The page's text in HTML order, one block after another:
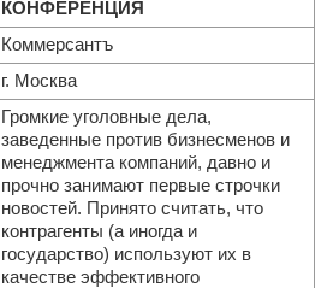
КОНФЕРЕНЦИЯ
Коммерсантъ
г. Москва
Громкие уголовные дела,
заведенные против бизнесменов и
менеджмента компаний, давно и
прочно занимают первые строчки
новостей. Принято считать, что
контрагенты (а иногда и
государство) используют их в
качестве эффективного